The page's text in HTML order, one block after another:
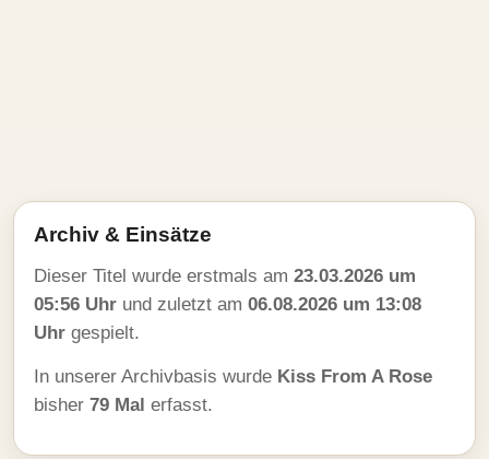
Archiv & Einsätze
Dieser Titel wurde erstmals am 23.03.2026 um
05:56 Uhr und zuletzt am 06.08.2026 um 13:08
Uhr gespielt.
In unserer Archivbasis wurde Kiss From A Rose
bisher 79 Mal erfasst.